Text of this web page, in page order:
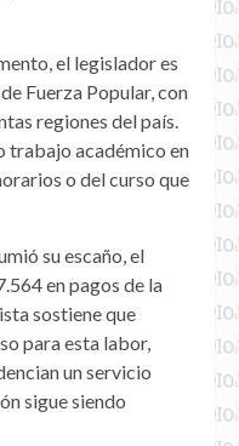
el legislador es
Fuerza Popular, con
regiones del país.
trabajo académico en
o del curso que
su escaño, el
en pagos de la
sostiene que
para esta labor,
un servicio
sigue siendo